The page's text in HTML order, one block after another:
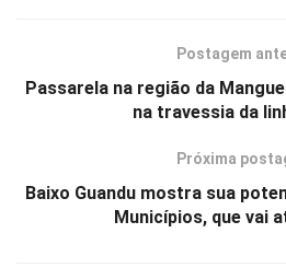
Postagem
Passarela na região da
na travessia da
Próxima
Baixo Guandu mostra sua
Municípios, que vai